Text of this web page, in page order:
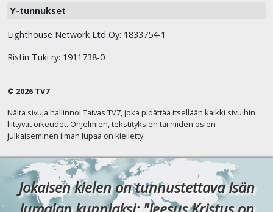
Y-tunnukset
Lighthouse Network Ltd Oy: 1833754-1
Ristin Tuki ry: 1911738-0
© 2026 TV7
Näitä sivuja hallinnoi Taivas TV7, joka pidättää itsellään kaikki sivuihin
liittyvät oikeudet. Ohjelmien, tekstityksien tai niiden osien
julkaiseminen ilman lupaa on kielletty.
Jokaisen kielen on tunnustettava Isän